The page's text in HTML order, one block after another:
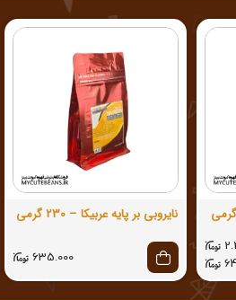
نایروبی بر پایه عربیکا – 230 گرمی
635.000